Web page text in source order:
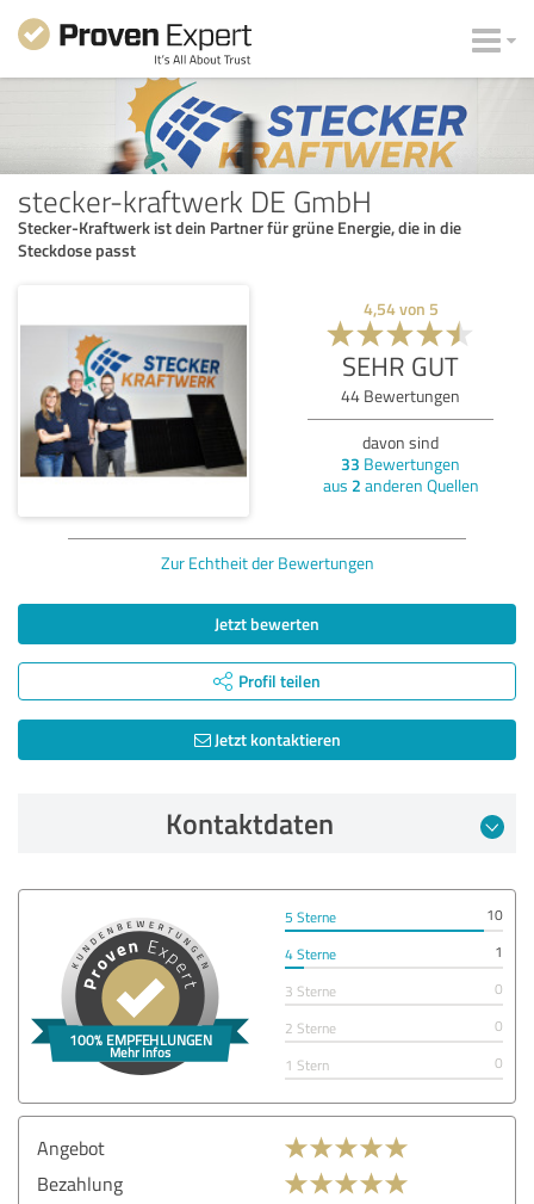
stecker-kraftwerk DE GmbH
Stecker-Kraftwerk ist dein Partner für grüne Energie, die in die
Steckdose passt
4,54von 5
SEHR GUT
44 Bewertungen
davon sind
33 Bewertungen
aus 2 anderen Quellen
Zur Echtheit der Bewertungen
Jetzt bewerten
Profil teilen
Jetzt kontaktieren
Kontaktdaten
5 Sterne
10
4 Sterne
1
3 Sterne
0
2 Sterne
0
1 Stern
0
Angebot
Bezahlung